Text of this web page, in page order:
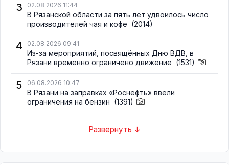
3 02.08.2026 11:44
В Рязанской области за пять лет удвоилось число
производителей чая и кофе (2014)
4 02.08.2026 09:41
Из-за мероприятий, посвящённых Дню ВДВ, в
Рязани временно ограничено движение (1531)
5 06.08.2026 10:47
В Рязани на заправках «Роснефть» ввели
ограничения на бензин (1391)
Развернуть ↓